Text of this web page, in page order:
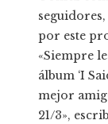
por este
«Siempre
álbum ‘I
mejor
21/3»,